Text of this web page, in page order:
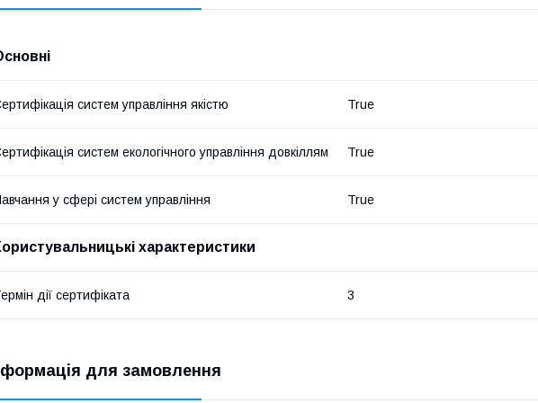
систем управління якістю True
систем екологічного управління довкіллям True
у сфері систем управління True
характеристики
дії сертифіката 3
для замовлення